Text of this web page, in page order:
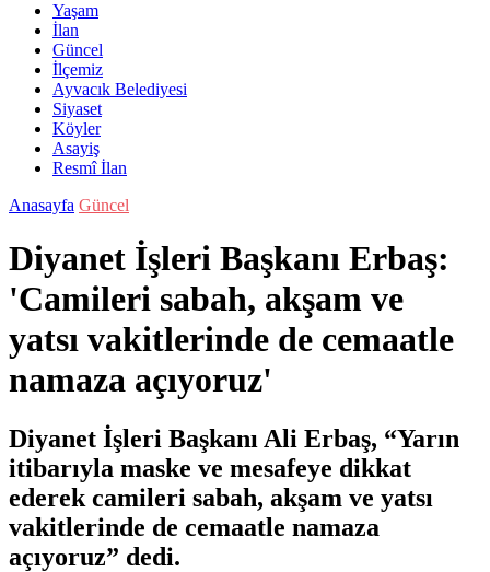
Yaşam
İlan
Güncel
İlçemiz
Ayvacık Belediyesi
Siyaset
Köyler
Asayiş
Resmî İlan
Anasayfa Güncel
Diyanet İşleri Başkanı Erbaş:
'Camileri sabah, akşam ve
yatsı vakitlerinde de cemaatle
namaza açıyoruz'
Diyanet İşleri Başkanı Ali Erbaş, “Yarın
itibarıyla maske ve mesafeye dikkat
ederek camileri sabah, akşam ve yatsı
vakitlerinde de cemaatle namaza
açıyoruz” dedi.